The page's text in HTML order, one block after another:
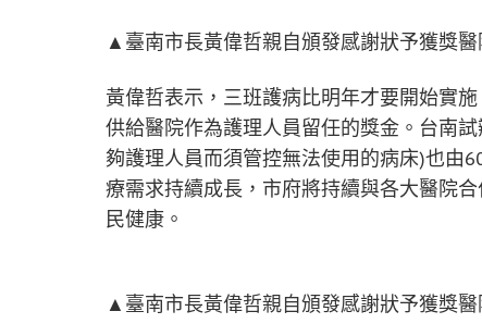
▲臺南市長黃偉哲親自頒發感謝狀予獲獎醫
黃偉哲表示，三班護病比明年才要開始實
供給醫院作為護理人員留任的獎金。台南
夠護理人員而須管控無法使用的病床)也由
療需求持續成長，市府將持續與各大醫院
民健康。
▲臺南市長黃偉哲親自頒發感謝狀予獲獎